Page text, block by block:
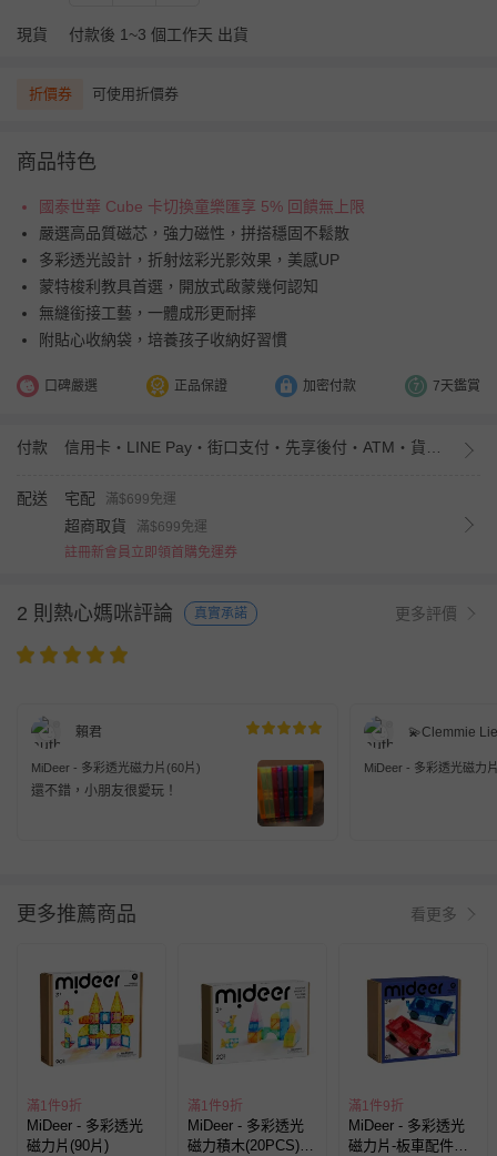
現貨 付款後 1~3 個工作天 出貨
折價券 可使用折價券
商品特色
國泰世華 Cube 卡切換童樂匯享 5% 回饋無上限
嚴選高品質磁芯，強力磁性，拼搭穩固不鬆散
多彩透光設計，折射炫彩光影效果，美感UP
蒙特梭利教具首選，開放式啟蒙幾何認知
無縫銜接工藝，一體成形更耐摔
附貼心收納袋，培養孩子收納好習慣
口碑嚴選 正品保證 加密付款 7天鑑賞
付款
配送 宅配 滿$699免運
超商取貨
滿$699免運
註冊新會員立即領首購免運券
2 則熱心媽咪評論 真實承諾 更多評價
賴君
MiDeer - 多彩透光磁力片(60片)
還不錯，小朋友很愛玩！
💫Clemmie
MiDeer - 多彩透光磁力
更多推薦商品 看更多
滿1件9折
MiDeer - 多彩透光
磁力片(90片)
滿1件9折
MiDeer - 多彩透光
磁力積木(20PCS)，
滿1件9折
MiDeer - 多彩透光
磁力片-板車配件組